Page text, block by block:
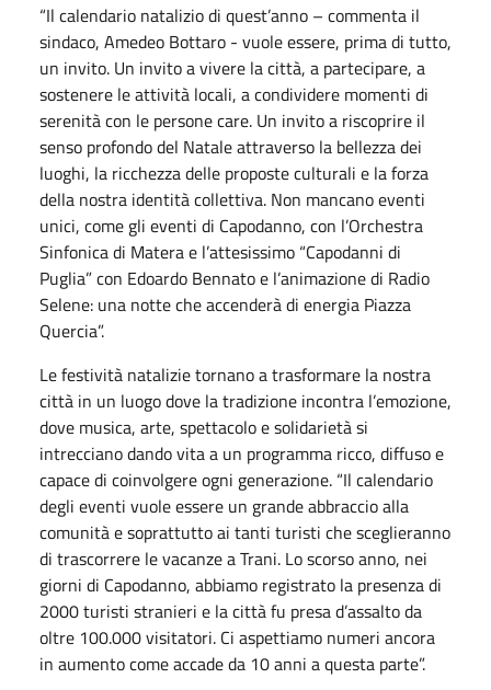
“Il calendario natalizio di quest’anno – commenta il
sindaco, Amedeo Bottaro - vuole essere, prima di tutto,
un invito. Un invito a vivere la città, a partecipare, a
sostenere le attività locali, a condividere momenti di
serenità con le persone care. Un invito a riscoprire il
senso profondo del Natale attraverso la bellezza dei
luoghi, la ricchezza delle proposte culturali e la forza
della nostra identità collettiva. Non mancano eventi
unici, come gli eventi di Capodanno, con l’Orchestra
Sinfonica di Matera e l’attesissimo “Capodanni di
Puglia” con Edoardo Bennato e l’animazione di Radio
Selene: una notte che accenderà di energia Piazza
Quercia”.
Le festività natalizie tornano a trasformare la nostra
città in un luogo dove la tradizione incontra l’emozione,
dove musica, arte, spettacolo e solidarietà si
intrecciano dando vita a un programma ricco, diffuso e
capace di coinvolgere ogni generazione. “Il calendario
degli eventi vuole essere un grande abbraccio alla
comunità e soprattutto ai tanti turisti che sceglieranno
di trascorrere le vacanze a Trani. Lo scorso anno, nei
giorni di Capodanno, abbiamo registrato la presenza di
2000 turisti stranieri e la città fu presa d’assalto da
oltre 100.000 visitatori. Ci aspettiamo numeri ancora
in aumento come accade da 10 anni a questa parte”.